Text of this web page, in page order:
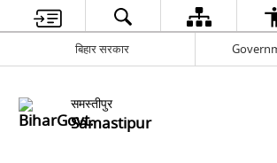
बिहार सरकार
समस्तीपुर
Samastipur